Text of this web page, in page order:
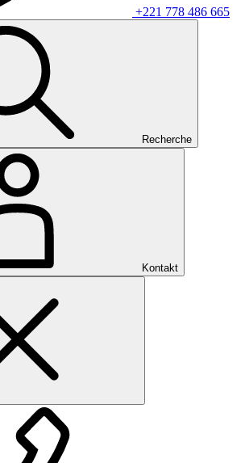
+221 778 486 665
Recherche
Kontakt